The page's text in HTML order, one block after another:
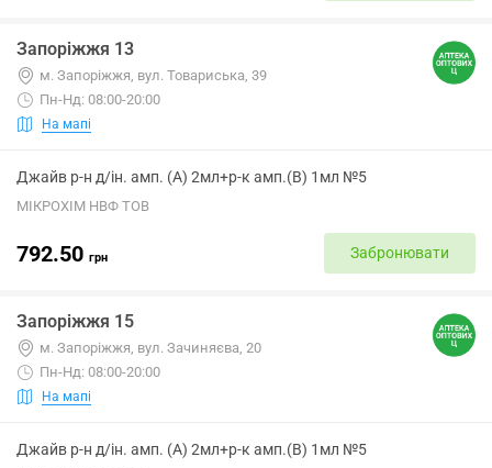
Запоріжжя 13
м. Запоріжжя, вул. Товариська, 39
Пн-Нд: 08:00-20:00
На мапі
Джайв р-н д/ін. амп. (А) 2мл+р-к амп.(В) 1мл №5
МІКРОХІМ НВФ ТОВ
792.50 грн Забронювати
Запоріжжя 15
м. Запоріжжя, вул. Зачиняєва, 20
Пн-Нд: 08:00-20:00
На мапі
Джайв р-н д/ін. амп. (А) 2мл+р-к амп.(В) 1мл №5